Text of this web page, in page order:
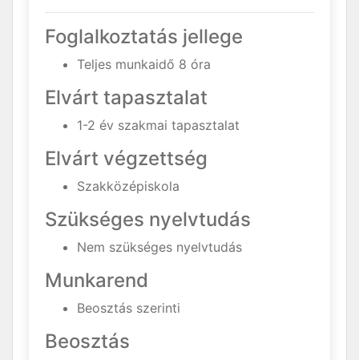
Foglalkoztatás jellege
Teljes munkaidő 8 óra
Elvárt tapasztalat
1-2 év szakmai tapasztalat
Elvárt végzettség
Szakközépiskola
Szükséges nyelvtudás
Nem szükséges nyelvtudás
Munkarend
Beosztás szerinti
Beosztás